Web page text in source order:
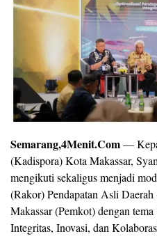
Semarang,4Menit.Com—
(Kadispora) Kota Makassar,
mengikuti sekaligus menjadi
(Rakor) Pendapatan Asli
Makassar (Pemkot) dengan
Integritas, Inovasi, dan